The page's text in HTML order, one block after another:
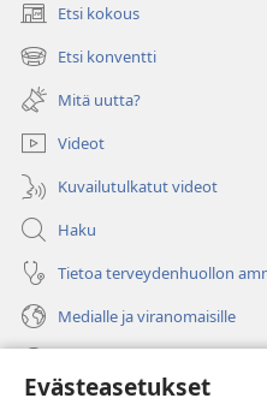
Evästeasetukset
Etsi kokous
(avaa
uuden
ikkunan)
Etsi konventti
(avaa
uuden
ikkunan)
Mitä uutta?
Videot
Kuvailutulkatut videot
Haku
Tietoa terveydenhuollon
Medialle ja viranomaisille